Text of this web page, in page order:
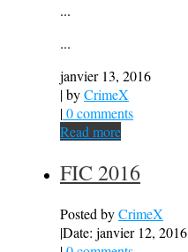
...
...
janvier 13, 2016
| byCrimeX
|0 comments
Read more
FIC 2016
Posted byCrimeX
|Date: janvier 12, 2016